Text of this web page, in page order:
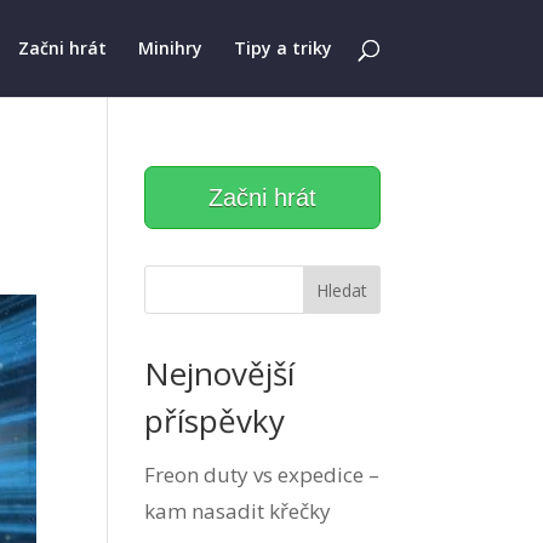
Začni hrát Minihry Tipy a triky
Začni hrát
Hledat
Nejnovější
příspěvky
Freon duty vs expedice –
kam nasadit křečky